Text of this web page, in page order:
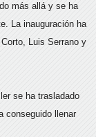
más allá y se ha
La inauguración ha
Luis Serrano y
se ha trasladado
conseguido llenar